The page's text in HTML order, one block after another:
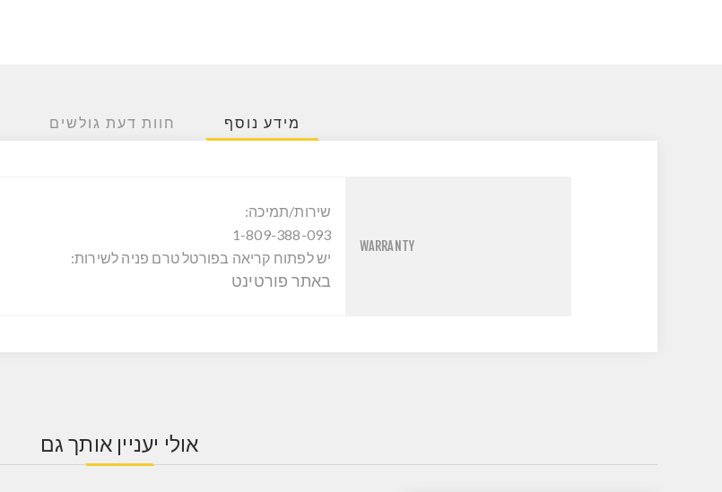
מידע נוסף חוות דעת גולשים
WARRANTY
שירות/תמיכה:
1-809-388-093
יש לפתוח קריאה בפורטל טרם פניה לשירות:
באתר פורטינט
אולי יעניין אותך גם